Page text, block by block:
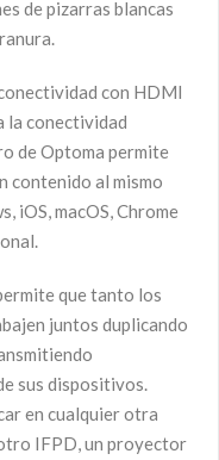
de pizarras blancas
con HDMI
la conectividad
de Optoma permite
contenido al mismo
iOS, macOS, Chrome
que tanto los
juntos duplicando
sus dispositivos.
en cualquier otra
IFPD, un proyector